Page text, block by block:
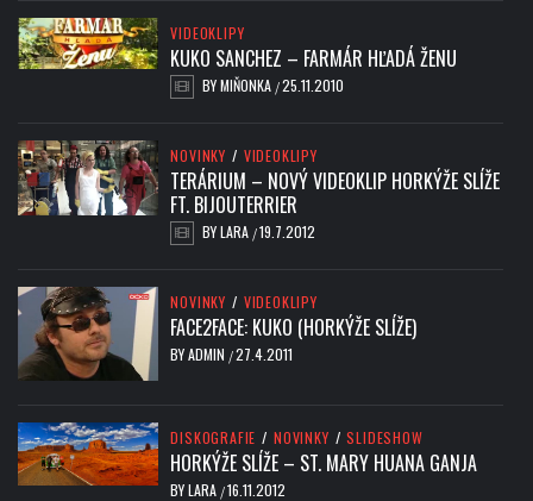
VIDEOKLIPY
KUKO SANCHEZ – FARMÁR HĽADÁ ŽENU
BYMIŇONKA /25.11.2010
NOVINKY / VIDEOKLIPY
TERÁRIUM – NOVÝ VIDEOKLIP HORKÝŽE SLÍŽE
FT. BIJOUTERRIER
BYLARA /19.7.2012
NOVINKY / VIDEOKLIPY
FACE2FACE: KUKO (HORKÝŽE SLÍŽE)
BYADMIN /27.4.2011
DISKOGRAFIE / NOVINKY / SLIDESHOW
HORKÝŽE SLÍŽE – ST. MARY HUANA GANJA
BYLARA /16.11.2012